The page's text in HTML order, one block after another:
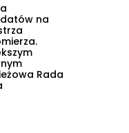
na
Rada